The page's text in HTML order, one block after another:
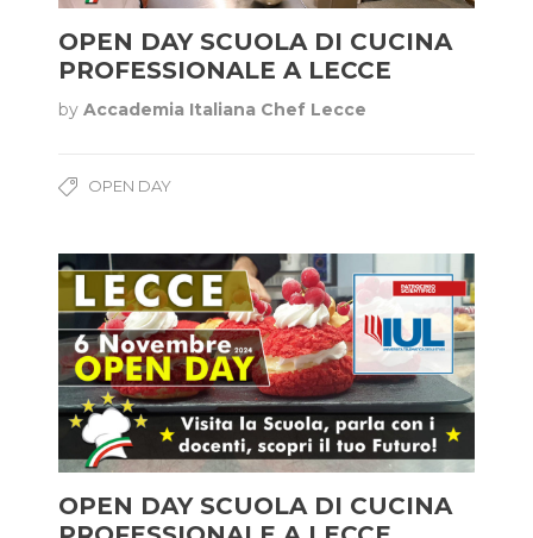
OPEN DAY SCUOLA DI CUCINA
PROFESSIONALE A LECCE
by Accademia Italiana Chef Lecce
OPEN DAY
OPEN DAY SCUOLA DI CUCINA